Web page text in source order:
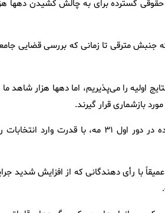
حقوقی گسترده برای به چالش کشیدن دهها
جنبش مترقی تا زمانی که بررسی قضایی
اولیه را می‌پذیریم، اما دهها هزار شاهد ما
د لا اسپریلا که وکیل مدافع جنایی سرشناس و یک تاجر بزرگ است، پس از پیروزی غافلگیرکننده در دور اول ۳۱ مه، با قدرت وارد
با رأی‌ دهندگانی که از افزایش شدید